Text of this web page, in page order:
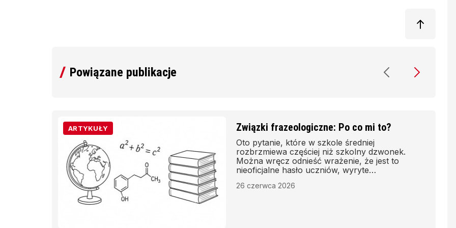
Powiązane publikacje
ARTYKUŁY Związki frazeologiczne: Po co mi to?
Oto pytanie, które w szkole średniej
rozbrzmiewa częściej niż szkolny dzwonek.
Można wręcz odnieść wrażenie, że jest to
nieoficjalne hasło uczniów, wyryte
co matematyka? Po co historia? Po co
26 czerwca 2026